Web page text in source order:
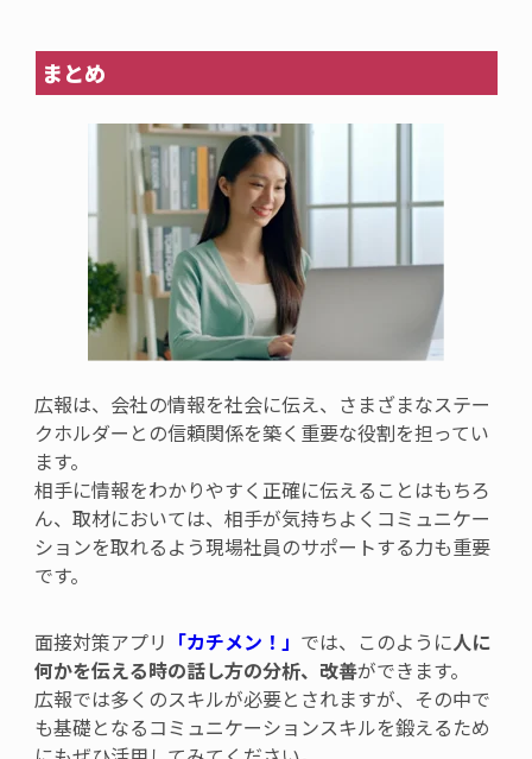
まとめ
広報は、会社の情報を社会に伝え、 さまざまなステー
クホルダーとの信頼関係を築く重要な役割を担ってい
ます。
相手に情報をわかりやすく 正確に伝えることはもちろ
ん、取材においては、相手が気持ちよくコミュニケー
ションを取れるよう現場社員のサポートする力も重要
です。
面接対策アプリ 「カチメン ！」 では、このように人に
何かを伝える時の話し方の分析、改善ができます。
広報では多くのスキルが必要とされますが、その中で
も基礎となるコミュニケーションスキルを鍛えるため